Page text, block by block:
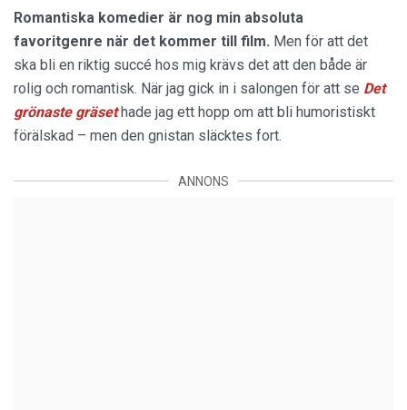
Romantiska komedier är nog min absoluta
favoritgenre när det kommer till film. Men för att det
ska bli en riktig succé hos mig krävs det att den både är
rolig och romantisk. När jag gick in i salongen för att se Det
grönaste gräsethade jag ett hopp om att bli humoristiskt
förälskad – men den gnistan släcktes fort.
ANNONS